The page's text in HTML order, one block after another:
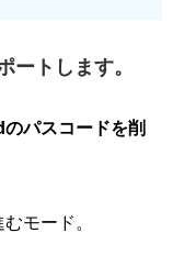
トします。
パスコードを削
モード。